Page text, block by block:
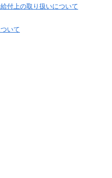
付上の取り扱いについて
いて